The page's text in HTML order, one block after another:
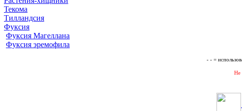
Текома
Тилландсия
Фуксия
Фуксия Магеллана
Фуксия эремофила
- - =
Не